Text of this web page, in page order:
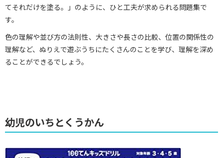
てそれだけを塗る。」のように、ひと工夫が求められる問題集で
す。
色の理解や並び方の法則性、大きさや長さの比較、位置の関係性の
理解など、ぬりえで遊ぶうちにたくさんのことを学び、理解を深め
ることができるでしょう。
幼児のいちとくうかん